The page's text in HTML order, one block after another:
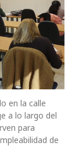
en la calle
a lo largo del
para
de